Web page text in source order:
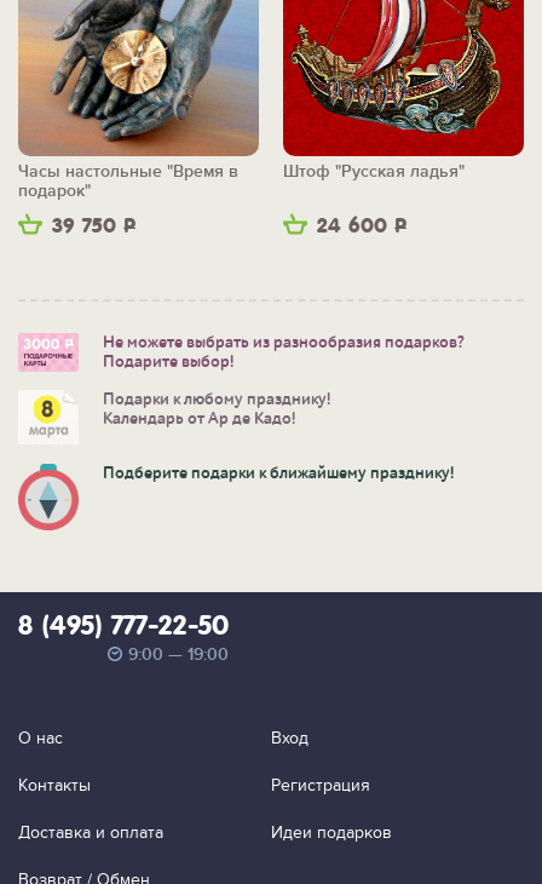
39 750 Р
Часы настольные "Время в
подарок"
24 600 Р
Штоф "Русская ладья"
Не можете выбрать из разнообразия подарков?
Подарите выбор!
Подарки к любому празднику!
Календарь от Ар де Кадо!
Подберите подарки к ближайшему празднику!
8 (495) 777-22-50
9:00 — 19:00
О нас
Контакты
Доставка и оплата
Возврат / Обмен
Вход
Регистрация
Идеи подарков